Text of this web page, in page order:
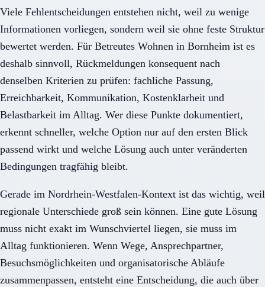
Viele Fehlentscheidungen entstehen nicht, weil zu wenige
Informationen vorliegen, sondern weil sie ohne feste Struktur
bewertet werden. Für Betreutes Wohnen in Bornheim ist es
deshalb sinnvoll, Rückmeldungen konsequent nach
denselben Kriterien zu prüfen: fachliche Passung,
Erreichbarkeit, Kommunikation, Kostenklarheit und
Belastbarkeit im Alltag. Wer diese Punkte dokumentiert,
erkennt schneller, welche Option nur auf den ersten Blick
passend wirkt und welche Lösung auch unter veränderten
Bedingungen tragfähig bleibt.
Gerade im Nordrhein-Westfalen-Kontext ist das wichtig, weil
regionale Unterschiede groß sein können. Eine gute Lösung
muss nicht exakt im Wunschviertel liegen, sie muss im
Alltag funktionieren. Wenn Wege, Ansprechpartner,
Besuchsmöglichkeiten und organisatorische Abläufe
zusammenpassen, entsteht eine Entscheidung, die auch über